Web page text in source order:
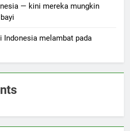
— kini mereka mungkin
Indonesia melambat pada